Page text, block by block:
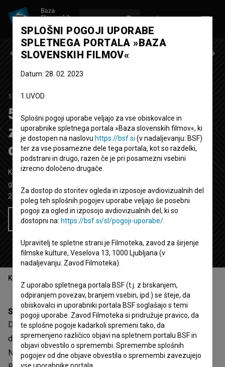
Prejšnja epizoda
50 SKLADB, KI SO NAS ZAPELE
50 skladb, ki so nas
zapele: Danes bo srečen
dan
Kratka dokumentarna TV oddaja
glasbeni
2022
Slovenija
Želim si ogledati ta film
Kazalo
Sinopsis
Danes bo srečen dan je 4. epizoda 1. sezone
dokumentarne serije50 skladb, ki so nas zapele (2023)
NastopaLuka Novak. Žanrsko je opredeljena kot glasbeni.
SPLOŠNI POGOJI UPORABE
SPLETNEGA PORTALA »BAZA
SLOVENSKIH FILMOV«
Datum: 28. 02. 2023
1.UVOD
Splošni pogoji uporabe veljajo za vse obiskovalce in
uporabnike spletnega portala »Baza slovenskih filmov«, ki
je dostopen na naslovu https://bsf.si (v nadaljevanju: BSF)
ter za vse posamezne dele tega portala, kot so razdelki,
podstrani in drugo, razen če je pri posamezni vsebini
izrecno določeno drugače.
Za dostop do storitev ogleda in izposoje avdiovizualnih del
poleg teh splošnih pogojev uporabe veljajo še posebni
pogoji za ogled in izposojo avdiovizualnih del, ki so
dostopni na: https://bsf.si/sl/pogoji-uporabe/
Upravitelj te spletne strani je Filmoteka, zavod za širjenje
filmske kulture, Veselova 13, 1000 Ljubljana (v
nadaljevanju: Zavod Filmoteka).
Z uporabo spletnega portala BSF (t.j. z brskanjem,
odpiranjem povezav, branjem vsebin, ipd.) se šteje, da
obiskovalci in uporabniki portala BSF soglašajo s temi
pogoji uporabe. Zavod Filmoteka si pridružuje pravico, da
te splošne pogoje kadarkoli spremeni tako, da
spremenjeno različico objavi na spletnem portalu BSF in
objavi obvestilo o spremembi. Spremembe splošnih
pogojev od dne objave obvestila o spremembi zavezujejo